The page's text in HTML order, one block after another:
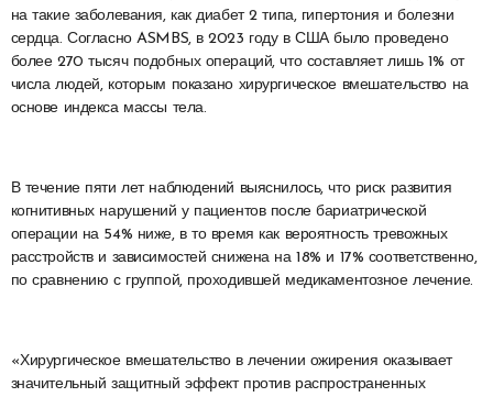
на такие заболевания, как диабет 2 типа, гипертония и болезни
сердца. Согласно ASMBS, в 2023 году в США было проведено
более 270 тысяч подобных операций, что составляет лишь 1% от
числа людей, которым показано хирургическое вмешательство на
основе индекса массы тела.
В течение пяти лет наблюдений выяснилось, что риск развития
когнитивных нарушений у пациентов после бариатрической
операции на 54% ниже, в то время как вероятность тревожных
расстройств и зависимостей снижена на 18% и 17% соответственно,
по сравнению с группой, проходившей медикаментозное лечение.
«Хирургическое вмешательство в лечении ожирения оказывает
значительный защитный эффект против распространенных